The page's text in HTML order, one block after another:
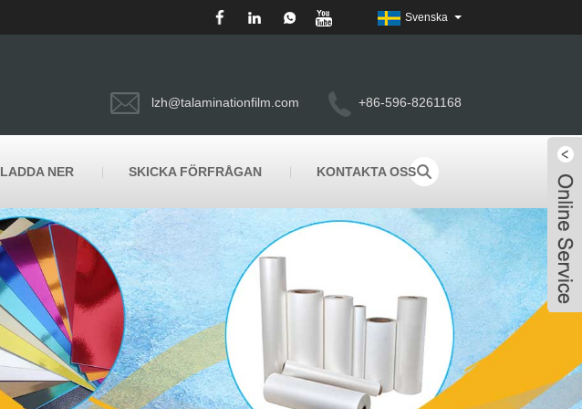
+86-596-8261168
lzh@talaminationfilm.com
Svenska
LADDA NER SKICKA FÖRFRÅGAN KONTAKTA OSS